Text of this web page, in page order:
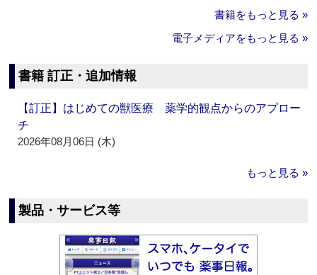
書籍をもっと見る »
電子メディアをもっと見る »
書籍 訂正・追加情報
【訂正】はじめての獣医療 薬学的観点からのアプロー
チ
2026年08月06日 (木)
もっと見る »
製品・サービス等